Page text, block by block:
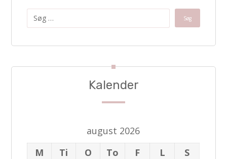
Kalender
august 2026
M
Ti O To F L
S